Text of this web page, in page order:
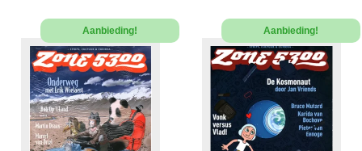
Aanbieding! Aanbieding!